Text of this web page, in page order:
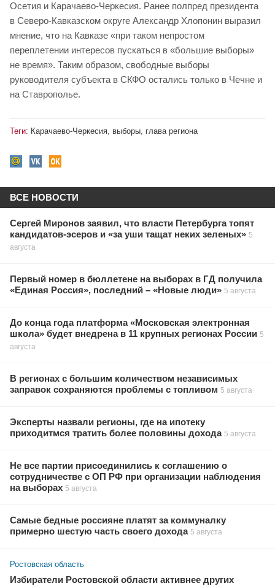
Осетия и Карачаево-Черкесия. Ранее полпред президента
в Северо-Кавказском округе Александр Хлопонин выразил
мнение, что на Кавказе «при таком непростом
переплетении интересов пускаться в «большие выборы»
не время». Таким образом, свободные выборы
руководителя субъекта в СКФО остались только в Чечне и
на Ставрополье.
Теги: Карачаево-Черкесия выборы глава региона
ВСЕ НОВОСТИ
Сергей Миронов заявил, что власти Петербурга топят
кандидатов-эсеров и «за уши тащат неких зеленых» 5
августа
Первый номер в бюллетене на выборах в ГД получила
«Единая Россия», последний – «Новые люди» 5 августа
До конца года платформа «Московская электронная
школа» будет внедрена в 11 крупных регионах России 5
августа
В регионах с большим количеством независимых
заправок сохраняются проблемы с топливом 5 августа
Эксперты назвали регионы, где на ипотеку
приходитмся тратить более половины дохода 5 августа
Не все партии присоединились к соглашению о
сотрудничестве с ОП РФ при организации наблюдения
на выборах 5 августа
Самые бедные россияне платят за коммуналку
примерно шестую часть своего дохода 5 августа
Ростовская область
Избиратели Ростовской области активнее других